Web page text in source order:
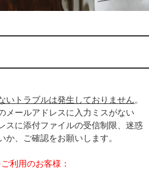
いトラブルは発生しておりません。
メールアドレスに入力ミスがない
スに添付ファイルの受信制限、迷惑
か、ご確認をお願いします。
利用のお客様：